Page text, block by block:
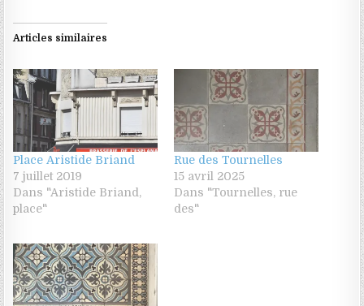
Articles similaires
Place Aristide Briand
7 juillet 2019
Dans "Aristide Briand,
place"
Rue des Tournelles
15 avril 2025
Dans "Tournelles, rue
des"